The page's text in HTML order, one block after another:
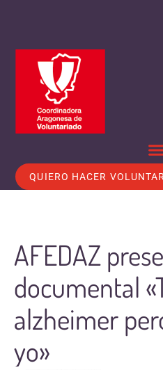
QUIERO HACER
AFEDAZ
documental
alzheimer
yo»